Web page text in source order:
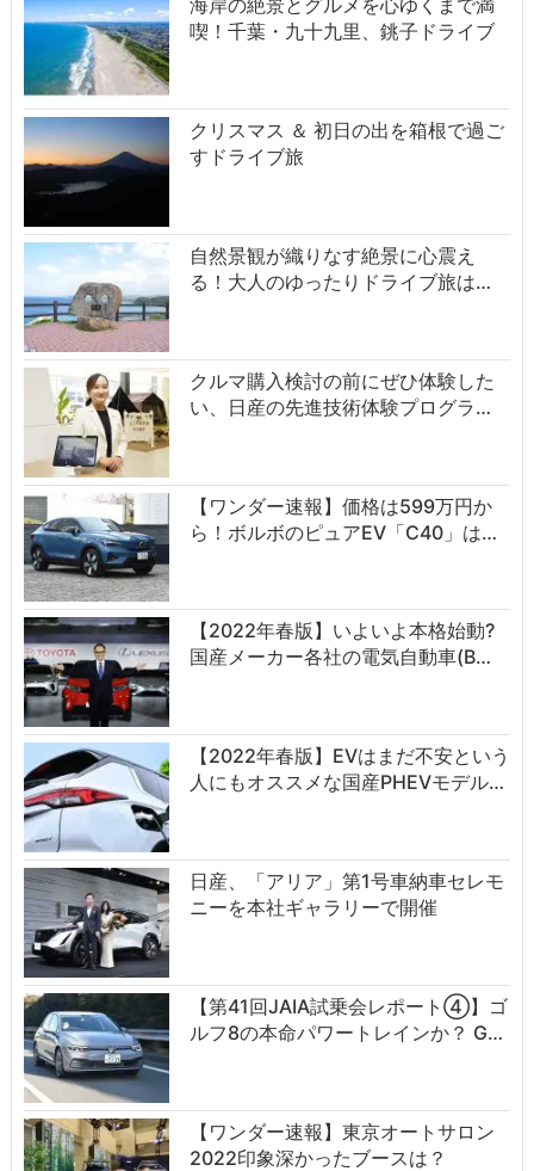
海岸の絶景とグルメを心ゆくまで満
喫！千葉・九十九里、銚子ドライブ
クリスマス ＆ 初日の出を箱根で過ご
すドライブ旅
自然景観が織りなす絶景に心震え
る！大人のゆったりドライブ旅は…
クルマ購入検討の前にぜひ体験した
い、日産の先進技術体験プログラ…
【ワンダー速報】価格は599万円か
ら！ボルボのピュアEV「C40」は…
【2022年春版】いよいよ本格始動?
国産メーカー各社の電気自動車(B…
【2022年春版】EVはまだ不安という
人にもオススメな国産PHEVモデル…
日産、「アリア」第1号車納車セレモ
ニーを本社ギャラリーで開催
【第41回JAIA試乗会レポート④】ゴ
ルフ8の本命パワートレインか？ G…
【ワンダー速報】東京オートサロン
2022印象深かったブースは？